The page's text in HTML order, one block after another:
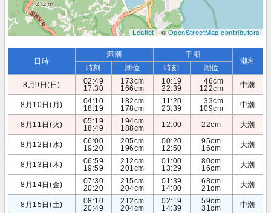
Leaflet| ©OpenStreetMap contributors
日時
満潮 干潮
潮名
時刻 潮位 時刻
潮位
8月9日(日)
02:49
17:30
173cm
166cm
10:19
22:39
46cm
122cm
中潮
8月10日(月)
04:10
18:19
182cm
178cm
11:20
23:39
33cm
109cm
中潮
8月11日(火)
05:19
18:49
194cm
188cm
12:00 22cm 大潮
8月12日(水)
06:00
19:20
205cm
196cm
00:20
12:50
95cm
16cm
大潮
8月13日(木)
06:59
19:59
212cm
201cm
01:00
13:29
80cm
16cm
大潮
8月14日(金)
07:30
20:20
215cm
204cm
01:39
14:00
68cm
21cm
大潮
8月15日(土)
08:10
20:49
212cm
204cm
02:19
14:39
59cm
31cm
中潮